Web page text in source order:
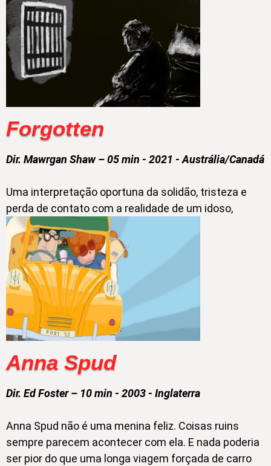
Forgotten
Dir. Mawrgan Shaw – 05 min - 2021 - Austrália/Canadá
Uma interpretação oportuna da solidão, tristeza e
perda de contato com a realidade de um idoso,
Anna Spud
Dir. Ed Foster – 10 min - 2003 - Inglaterra
Anna Spud não é uma menina feliz. Coisas ruins
sempre parecem acontecer com ela. E nada poderia
ser pior do que uma longa viagem forçada de carro